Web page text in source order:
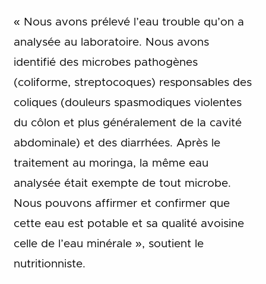
« Nous avons prélevé l’eau trouble qu’on a
analysée au laboratoire. Nous avons
identifié des microbes pathogènes
(coliforme, streptocoques) responsables des
coliques (douleurs spasmodiques violentes
du côlon et plus généralement de la cavité
abdominale) et des diarrhées. Après le
traitement au moringa, la même eau
analysée était exempte de tout microbe.
Nous pouvons affirmer et confirmer que
cette eau est potable et sa qualité avoisine
celle de l’eau minérale », soutient le
nutritionniste.